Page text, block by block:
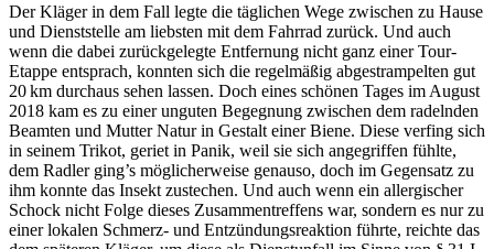
Der Kläger in dem Fall legte die täglichen Wege zwischen zu Hause
und Dienststelle am liebsten mit dem Fahrrad zurück. Und auch
wenn die dabei zurückgelegte Entfernung nicht ganz einer Tour-
Etappe entsprach, konnten sich die regelmäßig abgestrampelten gut
20 km durchaus sehen lassen. Doch eines schönen Tages im August
2018 kam es zu einer unguten Begegnung zwischen dem radelnden
Beamten und Mutter Natur in Gestalt einer Biene. Diese verfing sich
in seinem Trikot, geriet in Panik, weil sie sich angegriffen fühlte,
dem Radler ging’s möglicherweise genauso, doch im Gegensatz zu
ihm konnte das Insekt zustechen. Und auch wenn ein allergischer
Schock nicht Folge dieses Zusammentreffens war, sondern es nur zu
einer lokalen Schmerz- und Entzündungsreaktion führte, reichte das